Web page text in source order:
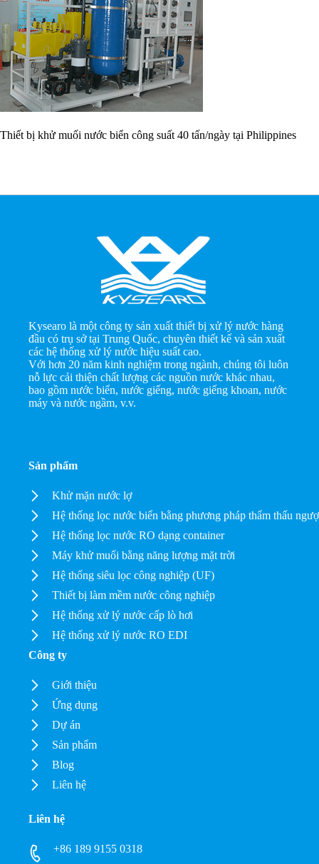
Thiết bị khử muối nước biển công suất 40 tấn/ngày tại Philippines
Kysearo là một công ty sản xuất thiết bị xử lý nước hàng
đầu có trụ sở tại Trung Quốc, chuyên thiết kế và sản xuất
các hệ thống xử lý nước hiệu suất cao.
Với hơn 20 năm kinh nghiệm trong ngành, chúng tôi luôn
nỗ lực cải thiện chất lượng các nguồn nước khác nhau,
bao gồm nước biển, nước giếng, nước giếng khoan, nước
máy và nước ngầm, v.v.
Sản phẩm
Khử mặn nước lợ
Hệ thống lọc nước biển bằng phương pháp thẩm thấu
Hệ thống lọc nước RO dạng container
Máy khử muối bằng năng lượng mặt trời
Hệ thống siêu lọc công nghiệp (UF)
Thiết bị làm mềm nước công nghiệp
Hệ thống xử lý nước cấp lò hơi
Hệ thống xử lý nước RO EDI
Công ty
Giới thiệu
Ứng dụng
Dự án
Sản phẩm
Blog
Liên hệ
Liên hệ
+86 189 9155 0318